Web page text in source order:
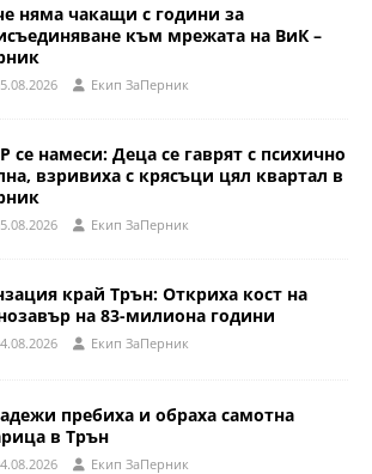
няма чакащи с години за
към мрежата на ВиК –
Eкип ЗаПерник
се намеси: Деца се гаврят с психично
взривиха с крясъци цял квартал в
Eкип ЗаПерник
край Трън: Откриха кост на
на 83-милиона години
Eкип ЗаПерник
пребиха и обраха самотна
в Трън
Eкип ЗаПерник